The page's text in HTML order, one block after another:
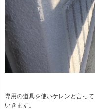
専用の道具を使いケレンと言っ
いきます。